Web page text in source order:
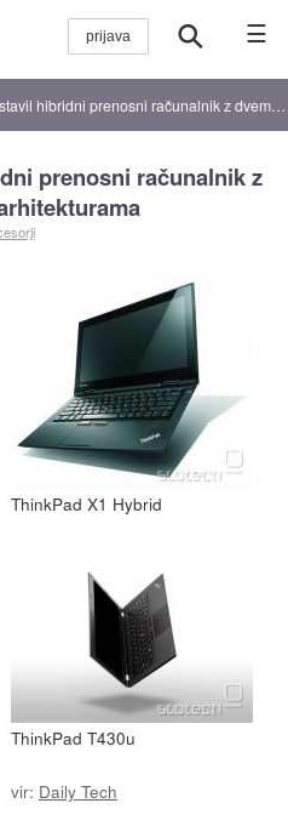
☰
prenosni računalnik z dvema procesorskima arhitekturama
prenosni računalnik z
ThinkPad X1 Hybrid
ThinkPad T430u
vir: Daily Tech